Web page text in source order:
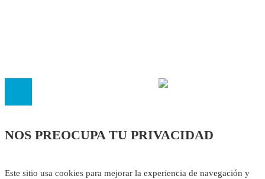
NOS PREOCUPA TU PRIVACIDAD
Este sitio usa cookies para mejorar la experiencia de navegación y